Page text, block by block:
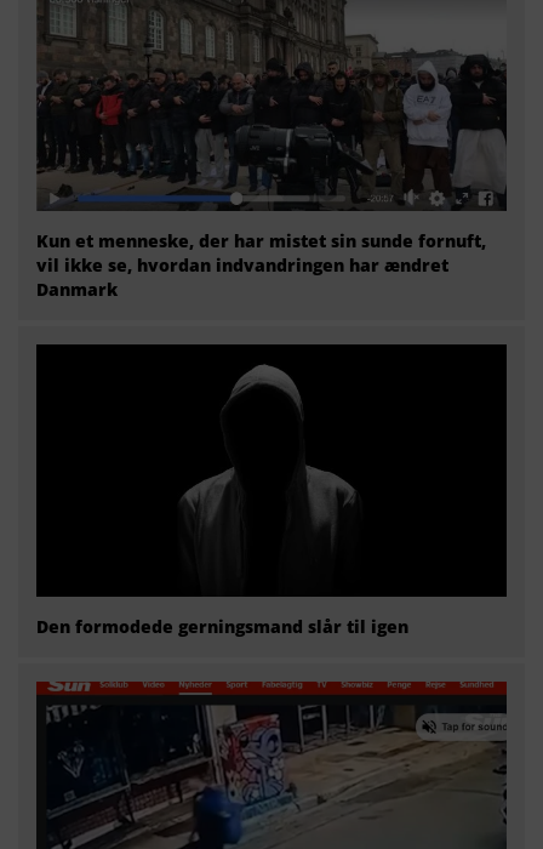
Kun et menneske, der har mistet sin sunde fornuft,
vil ikke se, hvordan indvandringen har ændret
Danmark
Den formodede gerningsmand slår til igen